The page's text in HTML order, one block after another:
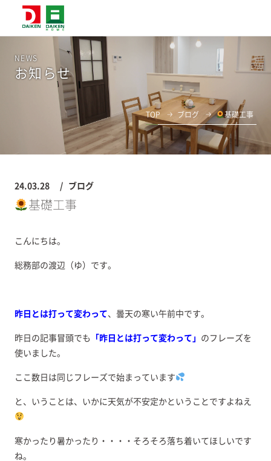
NEWS
お知らせ
TOP ブログ 基礎工事
24.03.28 ブログ
基礎工事
こんにちは。
総務部の渡辺（ゆ）です。
昨日とは打って変わって、曇天の寒い午前中です。
昨日の記事冒頭でも 「昨日とは打って変わって」 のフレーズを
使いました。
ここ数日は同じフレーズで始まっています
と、いうことは、いかに天気が不安定かということですよねえ
寒かったり暑かったり・・・・そろそろ落ち着いてほしいです
ね。